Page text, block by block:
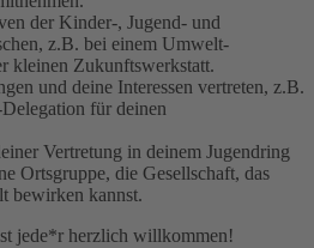
der Kinder-, Jugend- und
z.B. bei einem Umwelt-
kleinen Zukunftswerkstatt.
und deine Interessen vertreten, z.B.
für deinen
Vertretung in deinem Jugendring
Ortsgruppe, die Gesellschaft, das
bewirken kannst.
jede*r herzlich willkommen!